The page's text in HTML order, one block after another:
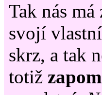
Tak nás má
svojí
skrz, a tak
totiž